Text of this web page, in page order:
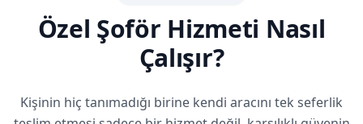
Özel Şoför Hizmeti Nasıl
Çalışır?
Kişinin hiç tanımadığı birine kendi aracını tek seferlik